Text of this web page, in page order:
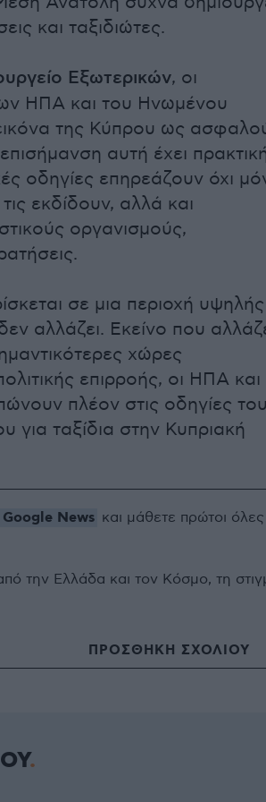
και ταξιδιώτες.
Εξωτερικών, οι
ΗΠΑ και του Ηνωμένου
της Κύπρου ως
αυτή έχει
οδηγίες επηρεάζουν όχι
εκδίδουν, αλλά και
οργανισμούς,
σε μια περιοχή υψηλής
αλλάζει. Εκείνο που
χώρες
επιρροής, οι ΗΠΑ και
πλέον στις οδηγίες
για ταξίδια στην Κυπριακή
News και μάθετε πρώτοι όλες
την Ελλάδα και τον Κόσμο, τη
ΠΡΟΣΘΗΚΗ ΣΧΟΛΙΟΥ